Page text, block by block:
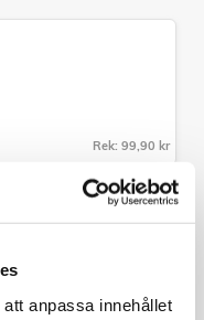
anpassa innehållet
Rek: 99,90 kr
Rek: 99,90 kr